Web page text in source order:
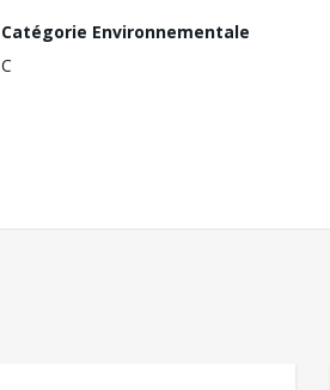
Catégorie Environnementale
C